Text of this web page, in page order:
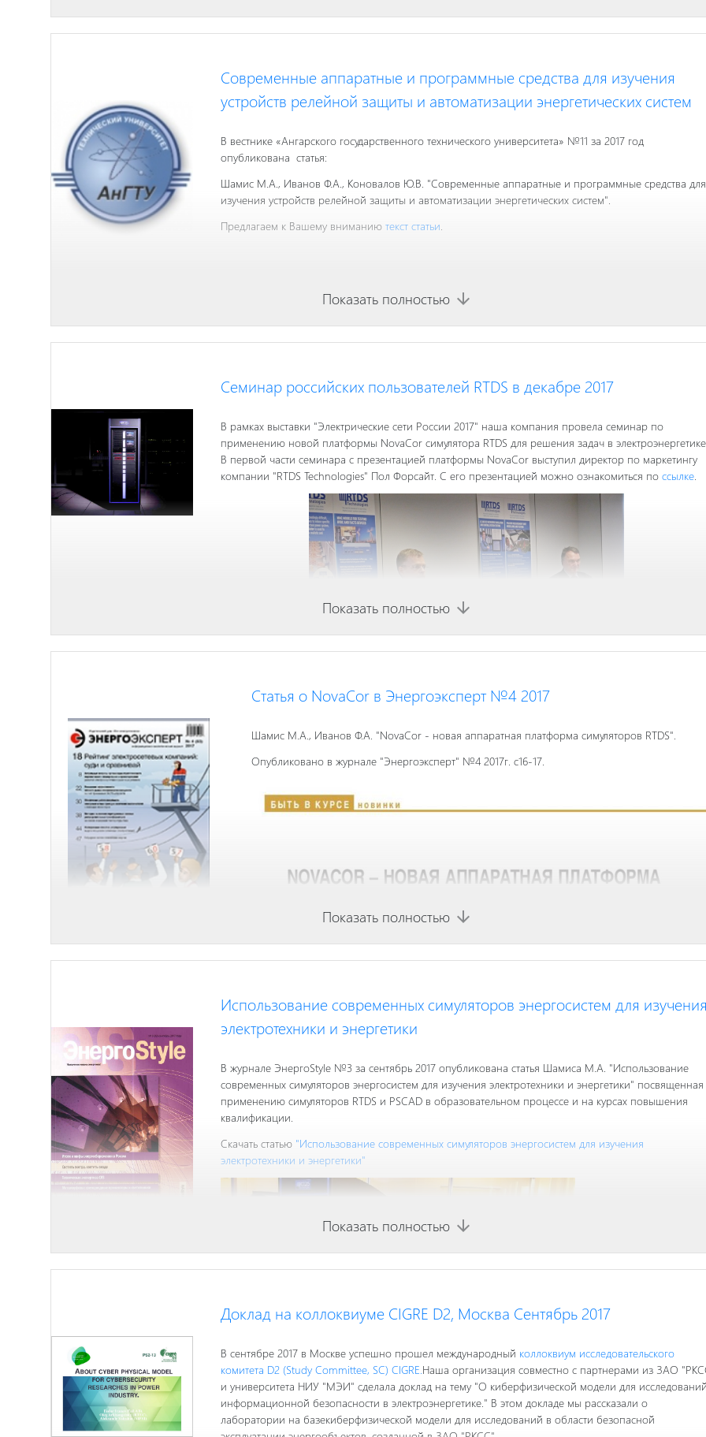
Современные аппаратные и программные средства для изучения
устройств релейной защиты и автоматизации энергетических систем
В вестнике «Ангарского государственного технического университета» №11 за 2017 год
опубликована статья:
Шамис М.А., Иванов Ф.А., Коновалов Ю.В. "Современные аппаратные и программные средства для
изучения устройств релейной защиты и автоматизации энергетических систем".
Предлагаем к Вашему вниманию текст статьи.
Показать полностью arrow_downward
Семинар российских пользователей RTDS в декабре 2017
В рамках выставки "Электрические сети России 2017" наша компания провела семинар по
применению новой платформы NovaCor симулятора RTDS для решения задач в
В первой части семинара с презентацией платформы NovaCor выступил директор по маркетингу
компании "RTDS Technologies" Пол Форсайт. С его презентацией можно ознакомиться по ссылке.
Показать полностью arrow_downward
Статья о NovaCor в Энергоэксперт №4 2017
Шамис М.А., Иванов Ф.А. "NovaCor - новая аппаратная платформа симуляторов RTDS".
Опубликовано в журнале "Энергоэксперт" №4 2017г. с16-17.
Показать полностью arrow_downward
Использование современных симуляторов энергосистем для
электротехники и энергетики
В журнале ЭнергоStyle №3 за сентябрь 2017 опубликована статья Шамиса М.А. "Использование
современных симуляторов энергосистем для изучения электротехники и энергетики" посвященная
применению симуляторов RTDS и PSCAD в образовательном процессе и на курсах повышения
квалификации.
Скачать статью "Использование современных симуляторов энергосистем для изучения
электротехники и энергетики"
Показать полностью arrow_downward
Доклад на коллоквиуме CIGRE D2, Москва Сентябрь 2017
В сентябре 2017 в Москве успешно прошел международный коллоквиум исследовательского
комитета D2 (Study Committee, SC) CIGRE.Наша организация совместно с партнерами из ЗАО
и университета НИУ "МЭИ" сделала доклад на тему "О киберфизической модели для
информационной безопасности в электроэнергетике." В этом докладе мы рассказали о
лаборатории на базекиберфизической модели для исследований в области безопасной